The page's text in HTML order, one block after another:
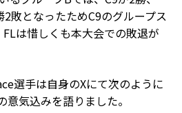
2敗となったためC9のグループス
は惜しくも本大会での敗退が
選手は自身のXにて次のように
気込みを語りました。